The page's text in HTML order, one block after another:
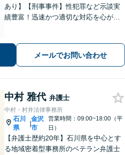
あり】【刑事事件】性犯罪など示談実
績豊富！迅速かつ適切な対応を心がけ
対応で、適切な解決へと導きます。
メールでお問い合わせ
中村 雅代 弁護士
中村・村井法律事務所
石川
県
|
金沢
市
営業時間：09:00~18:00（平
日）
【弁護士歴約20年】石川県を中心とす
る地域密着型事務所のベテラン弁護士